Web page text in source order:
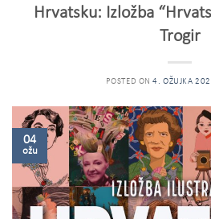
Hrvatsku: Izložba
Trogir
POSTED ON4. OŽUJKA
04
ožu